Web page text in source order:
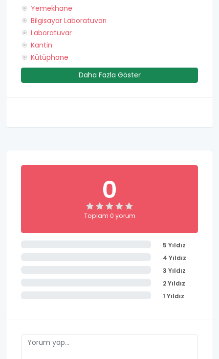
Yemekhane
Bilgisayar Laboratuvarı
Laboratuvar
Kantin
Kütüphane
Daha Fazla Göster
0
Toplam 0 yorum
5 Yıldız
4 Yıldız
3 Yıldız
2 Yıldız
1 Yıldız